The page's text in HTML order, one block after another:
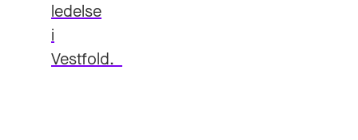
ledelse
i
Vestfold.